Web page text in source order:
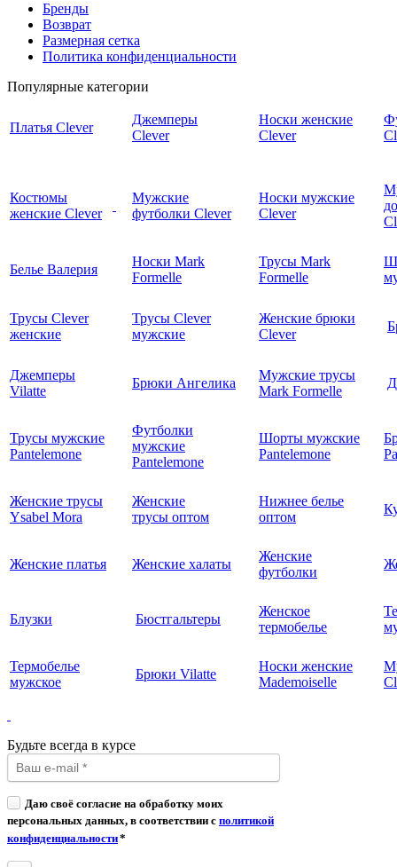
Бренды
Возврат
Размерная сетка
Политика конфиденциальности
Популярные категории
Платья Clever
Джемперы
Clever
Носки женские
Clever
Костюмы
женские Clever
Мужские
футболки Clever
Носки мужские
Clever
Белье Валерия
Носки Mark
Formelle
Трусы Mark
Formelle
Трусы Clever
женские
Трусы Clever
мужские
Женские брюки
Clever
Джемперы
Vilatte
Брюки Ангелика
Мужские трусы
Mark Formelle
Трусы мужские
Pantelemone
Футболки
мужские
Pantelemone
Шорты мужские
Pantelemone
Женские трусы
Ysabel Mora
Женские
трусы оптом
Нижнее белье
оптом
Женские платья Женские халаты
Женские
футболки
Блузки Бюстгальтеры
Женское
термобелье
Термобелье
мужское
Брюки Vilatte
Носки женские
Mademoiselle
Будьте всегда в курсе
Даю своё согласие на обработку моих
персональных данных, в соответствии с политикой
конфиденциальности*